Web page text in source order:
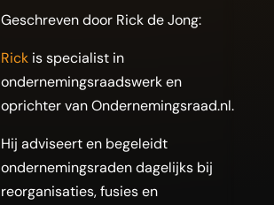
Geschreven door Rick de Jong:
Rickis specialist in
ondernemingsraadswerk en
oprichter van Ondernemingsraad.nl.
Hij adviseert en begeleidt
ondernemingsraden dagelijks bij
reorganisaties, fusies en